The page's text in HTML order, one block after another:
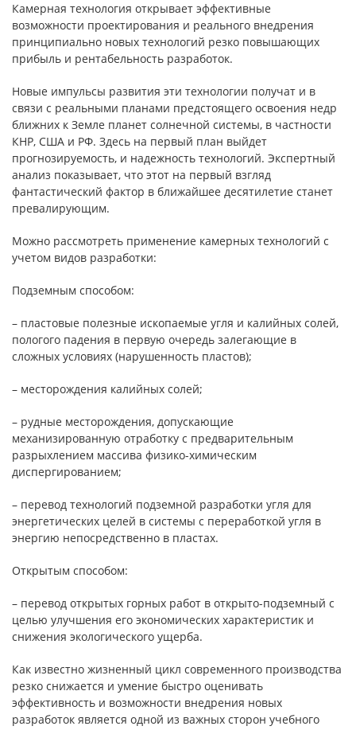
Камерная технология открывает эффективные
возможности проектирования и реального внедрения
принципиально новых технологий резко повышающих
прибыль и рентабельность разработок.
Новые импульсы развития эти технологии получат и в
связи с реальными планами предстоящего освоения недр
ближних к Земле планет солнечной системы, в частности
КНР, США и РФ. Здесь на первый план выйдет
прогнозируемость, и надежность технологий. Экспертный
анализ показывает, что этот на первый взгляд
фантастический фактор в ближайшее десятилетие станет
превалирующим.
Можно рассмотреть применение камерных технологий с
учетом видов разработки:
Подземным способом:
– пластовые полезные ископаемые угля и калийных солей,
пологого падения в первую очередь залегающие в
сложных условиях (нарушенность пластов);
– месторождения калийных солей;
– рудные месторождения, допускающие
механизированную отработку с предварительным
разрыхлением массива физико-химическим
диспергированием;
– перевод технологий подземной разработки угля для
энергетических целей в системы с переработкой угля в
энергию непосредственно в пластах.
Открытым способом:
– перевод открытых горных работ в открыто-подземный с
целью улучшения его экономических характеристик и
снижения экологического ущерба.
Как известно жизненный цикл современного производства
резко снижается и умение быстро оценивать
эффективность и возможности внедрения новых
разработок является одной из важных сторон учебного